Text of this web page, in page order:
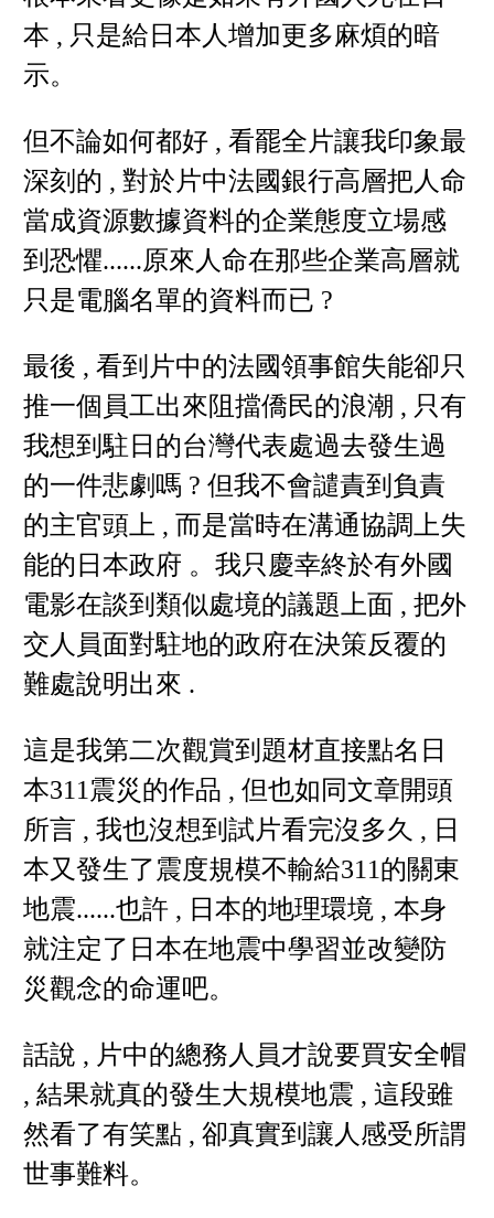
本 , 只是給日本人增加更多麻煩的暗
示。
但不論如何都好 , 看罷全片讓我印象最
深刻的 , 對於片中法國銀行高層把人命
當成資源數據資料的企業態度立場感
到恐懼......原來人命在那些企業高層就
只是電腦名單的資料而已 ?
最後 , 看到片中的法國領事館失能卻只
推一個員工出來阻擋僑民的浪潮 , 只有
我想到駐日的台灣代表處過去發生過
的一件悲劇嗎 ? 但我不會譴責到負責
的主官頭上 , 而是當時在溝通協調上失
能的日本政府 。我只慶幸終於有外國
電影在談到類似處境的議題上面 , 把外
交人員面對駐地的政府在決策反覆的
難處說明出來 .
這是我第二次觀賞到題材直接點名日
本311震災的作品 , 但也如同文章開頭
所言 , 我也沒想到試片看完沒多久 , 日
本又發生了震度規模不輸給311的關東
地震......也許 , 日本的地理環境 , 本身
就注定了日本在地震中學習並改變防
災觀念的命運吧。
話說 , 片中的總務人員才說要買安全帽
, 結果就真的發生大規模地震 , 這段雖
然看了有笑點 , 卻真實到讓人感受所謂
世事難料。